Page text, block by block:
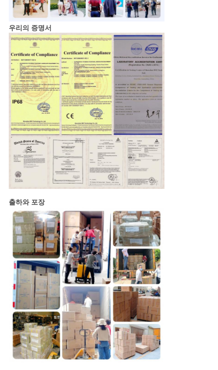
우리의 증명서
출하와 포장